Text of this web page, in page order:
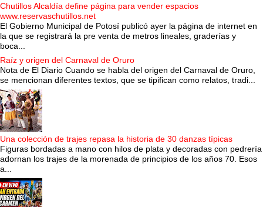
Chutillos Alcaldía define página para vender espacios
www.reservaschutillos.net
El Gobierno Municipal de Potosí publicó ayer la página de internet en
la que se registrará la pre venta de metros lineales, graderías y
boca...
Raíz y origen del Carnaval de Oruro
Nota de El Diario Cuando se habla del origen del Carnaval de Oruro,
se mencionan diferentes textos, que se tipifican como relatos, tradi...
Una colección de trajes repasa la historia de 30 danzas típicas
Figuras bordadas a mano con hilos de plata y decoradas con pedrería
adornan los trajes de la morenada de principios de los años 70. Esos
a...